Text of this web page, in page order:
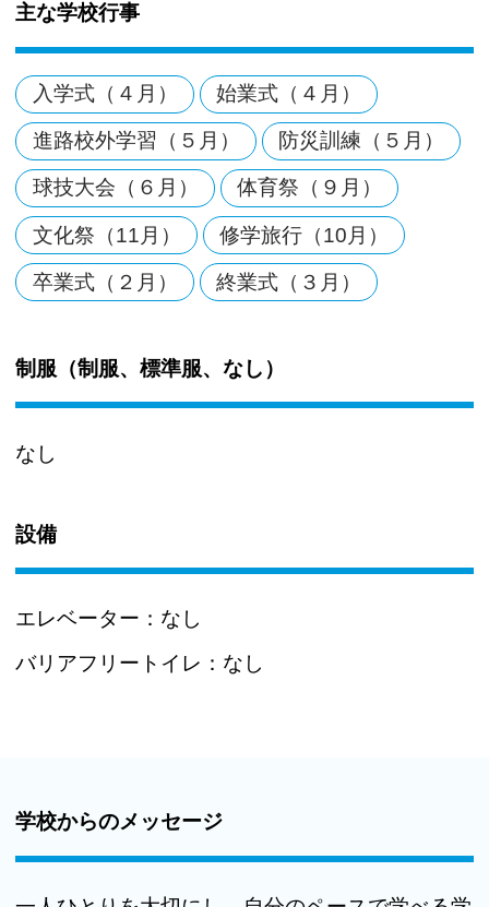
主な学校行事
入学式（４月） 始業式（４月）
進路校外学習（５月） 防災訓練（５月）
球技大会（６月） 体育祭（９月）
文化祭（11月） 修学旅行（10月）
卒業式（２月） 終業式（３月）
制服（制服、標準服、なし）
なし
設備
エレベーター： なし
バリアフリートイレ： なし
学校からのメッセージ